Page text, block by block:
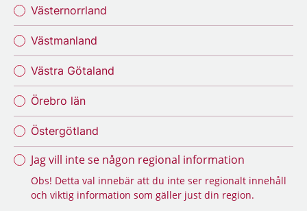
Västernorrland
Västmanland
Västra Götaland
Örebro län
Östergötland
Jag vill inte se någon regional information
Obs! Detta val innebär att du inte ser regionalt innehåll
och viktig information som gäller just din region.